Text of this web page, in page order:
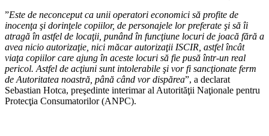
”Este de neconceput ca unii operatori economici să profite de
inocenţa şi dorinţele copiilor, de personajele lor preferate şi să îi
atragă în astfel de locaţii, punând în funcţiune locuri de joacă fără a
avea nicio autorizaţie, nici măcar autorizaţii ISCIR, astfel încât
viaţa copiilor care ajung în aceste locuri să fie pusă într-un real
pericol. Astfel de acţiuni sunt intolerabile şi vor fi sancţionate ferm
de Autoritatea noastră, până când vor dispărea”, a declarat
Sebastian Hotca, preşedinte interimar al Autorităţii Naţionale pentru
Protecţia Consumatorilor (ANPC).